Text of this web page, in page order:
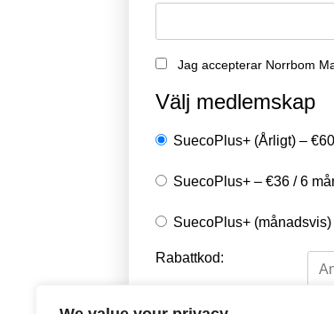
Jag accepterar Norrbom
Välj medlemskap
SuecoPlus+ (Årligt) – €60
SuecoPlus+ – €36 /6
SuecoPlus+ (månadsvis)
Rabattkod: